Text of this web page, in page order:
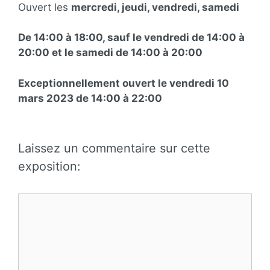
Ouvert les mercredi, jeudi, vendredi, samedi
De 14:00 à 18:00, sauf le vendredi de 14:00 à
20:00 et le samedi de 14:00 à 20:00
Exceptionnellement ouvert le vendredi 10
mars 2023 de 14:00 à 22:00
Laissez un commentaire sur cette
exposition: